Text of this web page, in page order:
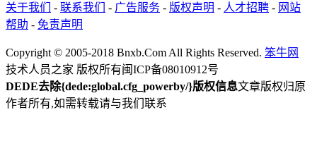
关于我们 - 联系我们 - 广告服务 - 版权声明 - 人才招聘 - 网站
帮助 - 免责声明
Copyright © 2005-2018 Bnxb.Com All Rights Reserved. 笨牛网
技术人员之家 版权所有闽ICP备08010912号
DEDE去除{dede:global.cfg_powerby/}版权信息文章版权归原
作者所有,如需转载请与我们联系